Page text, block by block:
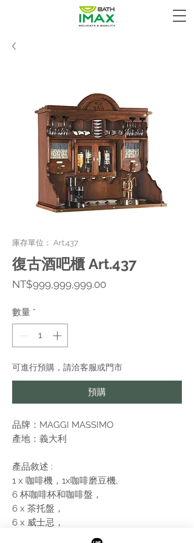
庫存單位： Art.437
復古酒吧櫃 Art.437
NT$999,999,999.00價
數量 *
可進行預購，請洽客服或門市
預購
品牌：MAGGI MASSIMO
產地：義大利
產品敘述 :
1 x 咖啡機，1x咖啡磨豆機,
6 杯咖啡杯和咖啡盤，
6 x 茶托盤，
6 x 威士忌，